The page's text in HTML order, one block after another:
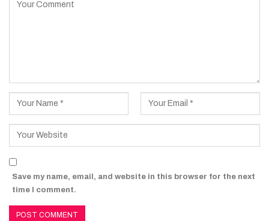
Save my name, email, and website in this browser for the next
time I comment.